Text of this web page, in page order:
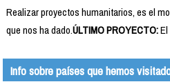
Realizar proyectos humanitarios, es el
que nos ha dado.ÚLTIMO PROYECTO:El
Info sobre países que hemos